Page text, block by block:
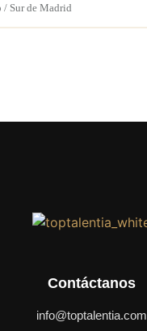
/ Sur de Madrid
Contáctanos
info@toptalentia.com